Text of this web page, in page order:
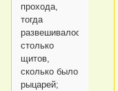
прохода,
тогда
развешивалось
столько
щитов,
сколько было
рыцарей;